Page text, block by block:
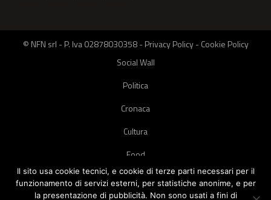
© NFN srl - P. Iva 02878030358 -Privacy Policy-Cookie Policy
Social Wall
Politica
Cronaca
Cultura
Food
Green
Il sito usa cookie tecnici, e cookie di terze parti necessari per il
funzionamento di servizi esterni, per statistiche anonime, e per
la presentazione di pubblicità. Non sono usati a fini di